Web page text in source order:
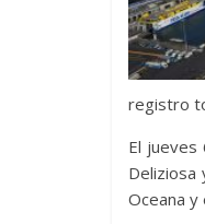
registro
El jueves
Deliziosa
Oceana